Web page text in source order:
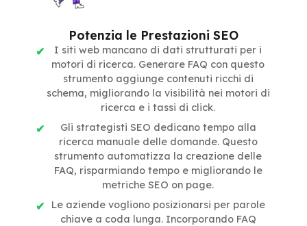
Potenzia le Prestazioni SEO
I siti web mancano di dati strutturati per i
motori di ricerca. Generare FAQ con questo
strumento aggiunge contenuti ricchi di
schema, migliorando la visibilità nei motori di
ricerca e i tassi di click.
Gli strategisti SEO dedicano tempo alla
ricerca manuale delle domande. Questo
strumento automatizza la creazione delle
FAQ, risparmiando tempo e migliorando le
metriche SEO on page.
Le aziende vogliono posizionarsi per parole
chiave a coda lunga. Incorporando FAQ